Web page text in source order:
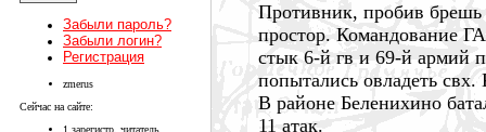
Забыли пароль?
Забыли логин?
Регистрация
zmerus
Сейчас на сайте:
1 зарегистр. читатель
Противник, пробив брешь
простор. Командование
стык 6-й гв и 69-й армий
попытались овладеть
В районе Беленихино
11 атак.